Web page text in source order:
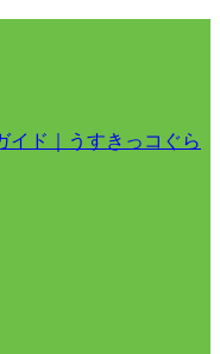
イド｜うすきっコぐら